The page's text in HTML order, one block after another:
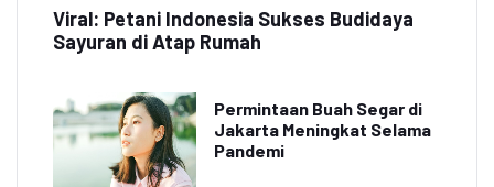
Viral: Petani Indonesia Sukses Budidaya
Sayuran di Atap Rumah
Permintaan Buah Segar di
Jakarta Meningkat Selama
Pandemi